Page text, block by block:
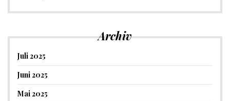
Archiv
Juli 2025
Juni 2025
Mai 2025